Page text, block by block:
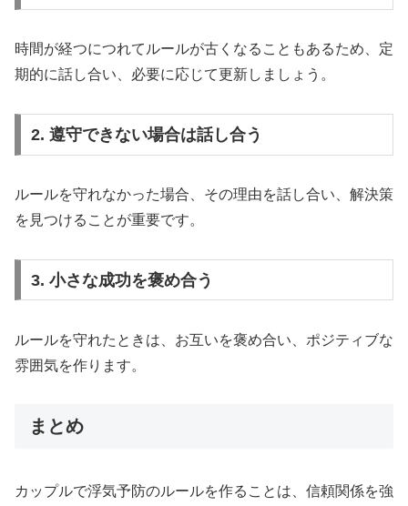
時間が経つにつれてルールが古くなることもあるため、定
期的に話し合い、必要に応じて更新しましょう。
2. 遵守できない場合は話し合う
ルールを守れなかった場合、その理由を話し合い、解決策
を見つけることが重要です。
3. 小さな成功を褒め合う
ルールを守れたときは、お互いを褒め合い、ポジティブな
雰囲気を作ります。
まとめ
カップルで浮気予防のルールを作ることは、信頼関係を強